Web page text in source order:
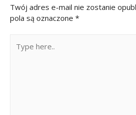
Twój adres e-mail nie zostanie
pola są oznaczone *